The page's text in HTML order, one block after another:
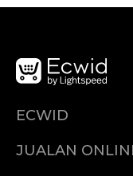
ECWID
Pusat Bantuan
JUALAN